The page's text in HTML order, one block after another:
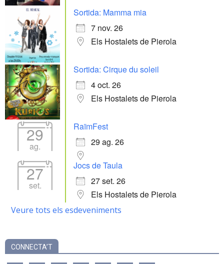
Sortida: Mamma mia
7 nov. 26
Els Hostalets de Pierola
Sortida: Cirque du soleil
4 oct. 26
Els Hostalets de Pierola
29
ag.
RaïmFest
29 ag. 26
27
set.
Jocs de Taula
27 set. 26
Els Hostalets de Pierola
Veure tots els esdeveniments
CONNECTA’T